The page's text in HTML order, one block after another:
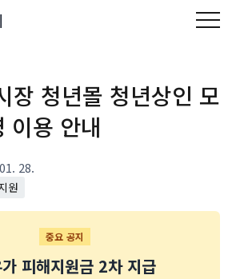
장 청년몰 청년상인 모
이용 안내
28.
원
중요 공지
피해지원금 2차 지급